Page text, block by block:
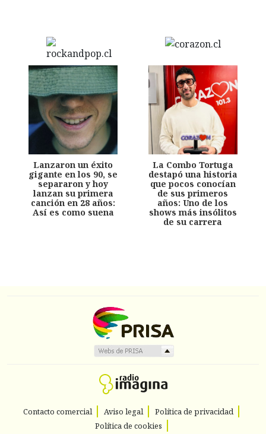
Lanzaron un éxito
gigante en los 90, se
separaron y hoy
lanzan su primera
canción en 28 años:
Así es como suena
La Combo Tortuga
destapó una historia
que pocos conocían
de sus primeros
años: Uno de los
shows más insólitos
de su carrera
Contacto comercial Aviso legal
Política de privacidad
Política de cookies